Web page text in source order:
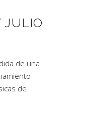
JULIO
de una
de